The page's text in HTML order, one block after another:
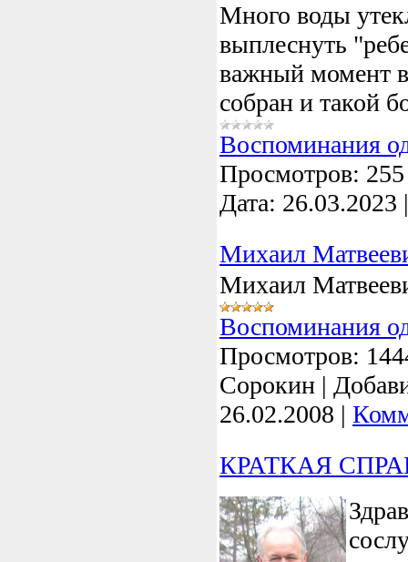
Много воды
выплеснуть
важный момент
собран и такой
Воспоминания
Просмотров: 255
Дата: 26.03.2023
Михаил
Михаил
Воспоминания
Просмотров:
Сорокин |
26.02.2008 |
КРАТКАЯ